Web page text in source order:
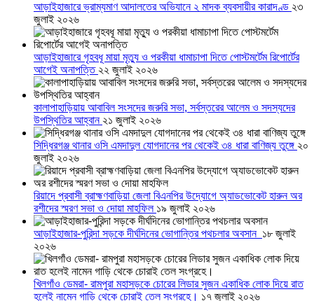
আড়াইহাজারে ভ্রাম্যমাণ আদালতের অভিযানে ২ মাদক ব্যবসায়ীর কারাদণ্ড ২৩
জুলাই ২০২৬
আড়াইহাজারে গৃহবধূ মায়া মৃত্যু ও পরকীয়া ধামাচাপা দিতে পোস্টমর্টেম রিপোর্টের
আগেই অনাপত্তি ২২ জুলাই ২০২৬
কালাপাহাড়িয়ায় আবাবিল সংসদের জরুরি সভা, সর্বস্তরের আলেম ও সদস্যদের
উপস্থিতির আহ্বান ২১ জুলাই ২০২৬
সিদ্ধিরগঞ্জ থানার ওসি এমদাদুল যোগদানের পর থেকেই ৩৪ ধারা বাণিজ্য তুঙ্গে ২০
জুলাই ২০২৬
রিয়াদে প্রবাসী ব্রাহ্মণবাড়িয়া জেলা বিএনপির উদ্যোগে অ্যাডভোকেট হারুন অর
রশীদের স্মরণ সভা ও দোয়া মাহফিল ১৯ জুলাই ২০২৬
আড়াইহাজার-পুরিন্দা সড়কে দীর্ঘদিনের ভোগান্তির পথচলার অবসান ১৮ জুলাই
২০২৬
খিলগাঁও ডেমরা- রামপুরা মহাসড়কে চোরের লিডার সুজন একাধিক লোক দিয়ে রাত
হলেই নামেন গাড়ি থেকে চোরাই তেল সংগ্রহে। ১৭ জুলাই ২০২৬